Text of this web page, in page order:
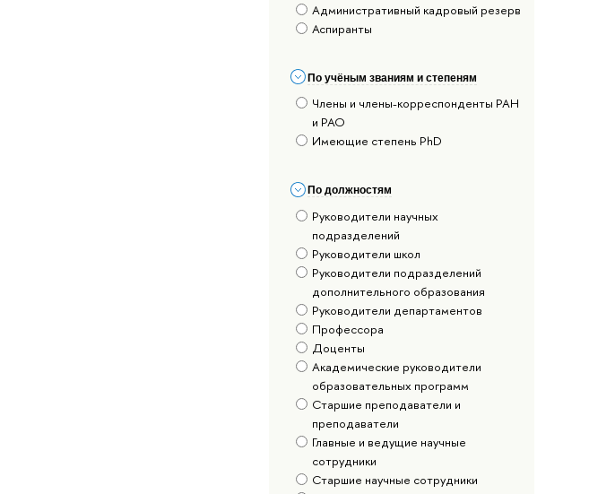
Административный кадровый резерв
Аспиранты
По учёным званиям и степеням
Члены и члены-корреспонденты РАН
и РАО
Имеющие степень PhD
По должностям
Руководители научных
подразделений
Руководители школ
Руководители подразделений
дополнительного образования
Руководители департаментов
Профессора
Доценты
Академические руководители
образовательных программ
Старшие преподаватели и
преподаватели
Главные и ведущие научные
сотрудники
Старшие научные сотрудники